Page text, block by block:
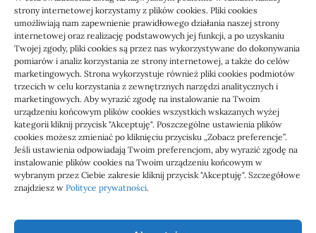
strony internetowej korzystamy z plików cookies. Pliki cookies
umożliwiają nam zapewnienie prawidłowego działania naszej strony
internetowej oraz realizację podstawowych jej funkcji, a po uzyskaniu
Twojej zgody, pliki cookies są przez nas wykorzystywane do dokonywania
pomiarów i analiz korzystania ze strony internetowej, a także do celów
marketingowych. Strona wykorzystuje również pliki cookies podmiotów
trzecich w celu korzystania z zewnętrznych narzędzi analitycznych i
marketingowych. Aby wyrazić zgodę na instalowanie na Twoim
urządzeniu końcowym plików cookies wszystkich wskazanych wyżej
kategorii kliknij przycisk "Akceptuję". Poszczególne ustawienia plików
cookies możesz zmieniać po kliknięciu przycisku „Zobacz preferencje”.
Jeśli ustawienia odpowiadają Twoim preferencjom, aby wyrazić zgodę na
instalowanie plików cookies na Twoim urządzeniu końcowym w
wybranym przez Ciebie zakresie kliknij przycisk "Akceptuję". Szczegółowe
znajdziesz w Polityce prywatności.
Usługi
Jak sprawdzić przejęcie
zaległości przez biuro
Definicja: Weryfikacja, czy nowe biuro rachunkowe
przejmie zaległości w dokumentach,…